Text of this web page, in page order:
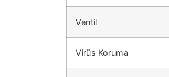
Ventil
Virüs Koruma